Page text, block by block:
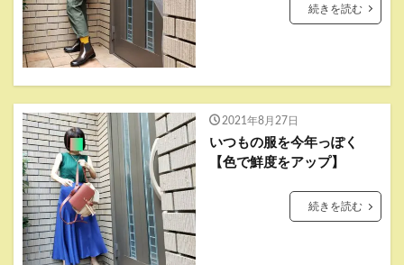
続きを読む
2021年8月27日
いつもの服を今年っぽく
【色で鮮度をアップ】
続きを読む